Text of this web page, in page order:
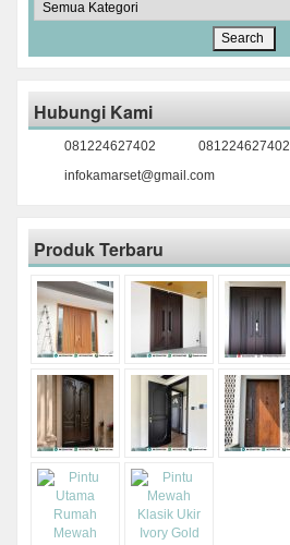
Hubungi Kami
081224627402 081224627402
infokamarset@gmail.com
Produk Terbaru